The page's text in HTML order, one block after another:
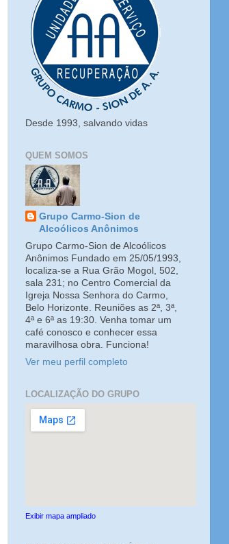
Desde 1993, salvando vidas
QUEM SOMOS
Grupo Carmo-Sion de
Alcoólicos Anônimos
Grupo Carmo-Sion de Alcoólicos
Anônimos Fundado em 25/05/1993,
localiza-se a Rua Grão Mogol, 502,
sala 231; no Centro Comercial da
Igreja Nossa Senhora do Carmo,
Belo Horizonte. Reuniões as 2ª, 3ª,
4ª e 6ª as 19:30. Venha tomar um
café conosco e conhecer essa
maravilhosa obra. Funciona!
Ver meu perfil completo
LOCALIZAÇÃO DO GRUPO
Exibir mapa ampliado